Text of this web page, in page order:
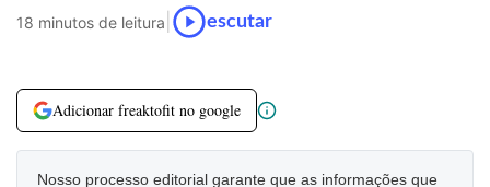
18 minutos de leitura escutar
Adicionar freaktofit no google
Nosso processo editorial garante que as informações que